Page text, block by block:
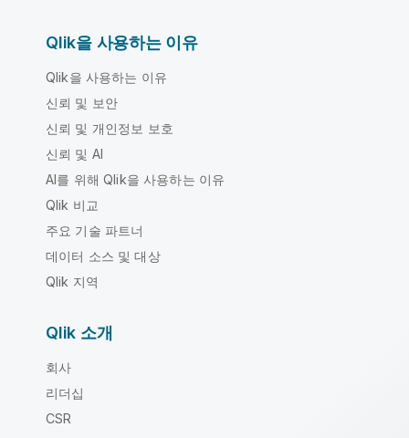
Qlik을 사용하는 이유
Qlik을 사용하는 이유
신뢰 및 보안
신뢰 및 개인정보 보호
신뢰 및 AI
AI를 위해 Qlik을 사용하는 이유
Qlik 비교
주요 기술 파트너
데이터 소스 및 대상
Qlik 지역
Qlik 소개
회사
리더십
CSR